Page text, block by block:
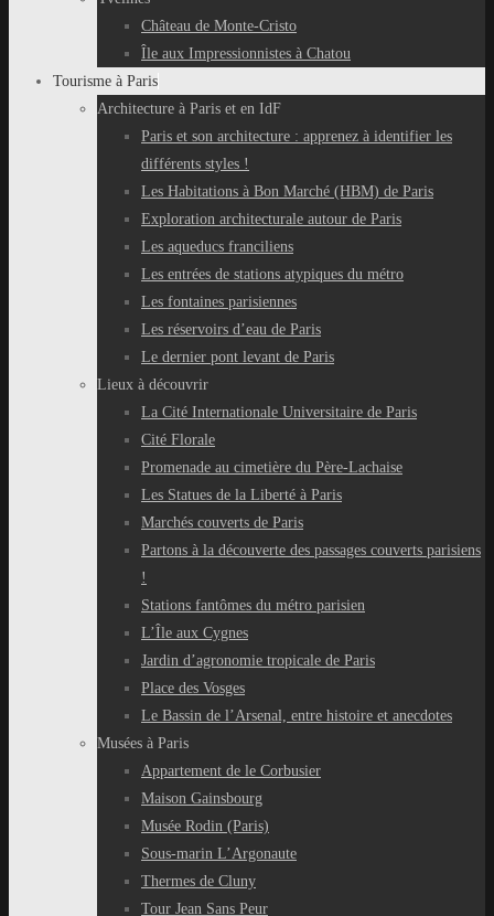
Château de Monte-Cristo
Île aux Impressionnistes à Chatou
Tourisme à Paris
Architecture à Paris et en IdF
Paris et son architecture : apprenez à identifier les
différents styles !
Les Habitations à Bon Marché (HBM) de Paris
Exploration architecturale autour de Paris
Les aqueducs franciliens
Les entrées de stations atypiques du métro
Les fontaines parisiennes
Les réservoirs d’eau de Paris
Le dernier pont levant de Paris
Lieux à découvrir
La Cité Internationale Universitaire de Paris
Cité Florale
Promenade au cimetière du Père-Lachaise
Les Statues de la Liberté à Paris
Marchés couverts de Paris
Partons à la découverte des passages couverts parisiens
!
Stations fantômes du métro parisien
L’Île aux Cygnes
Jardin d’agronomie tropicale de Paris
Place des Vosges
Le Bassin de l’Arsenal, entre histoire et anecdotes
Musées à Paris
Appartement de le Corbusier
Maison Gainsbourg
Musée Rodin (Paris)
Sous-marin L’Argonaute
Thermes de Cluny
Tour Jean Sans Peur